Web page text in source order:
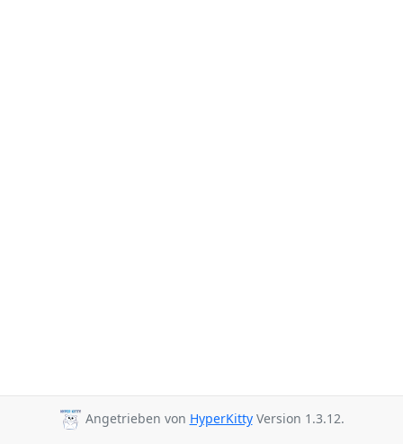
Angetrieben von HyperKittyVersion 1.3.12.